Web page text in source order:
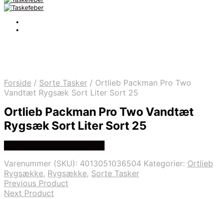
Forside / Sorte Tasker / Ortlieb Packman Pro Two
Vandtæt Rygsæk Sort Liter Sort 25
Ortlieb Packman Pro Two Vandtæt
Rygsæk Sort Liter Sort 25
Varenummer (SKU): 4013051036504 Kategorier: Ortlieb
Rygsække, Rygsække, Sorte Tasker
Previous Product
Next Product